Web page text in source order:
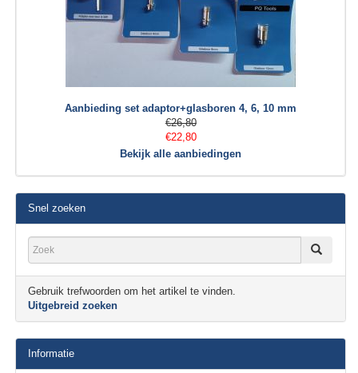
Aanbieding set adaptor+glasboren 4, 6, 10 mm
€26,80
€22,80
Bekijk alle aanbiedingen
Snel zoeken
Gebruik trefwoorden om het artikel te vinden.
Uitgebreid zoeken
Informatie